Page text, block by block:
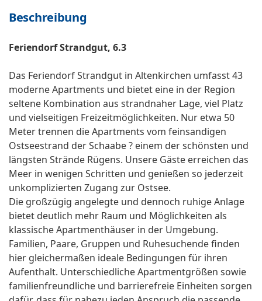
Beschreibung
Feriendorf Strandgut, 6.3
Das Feriendorf Strandgut in Altenkirchen umfasst 43
moderne Apartments und bietet eine in der Region
seltene Kombination aus strandnaher Lage, viel Platz
und vielseitigen Freizeitmöglichkeiten. Nur etwa 50
Meter trennen die Apartments vom feinsandigen
Ostseestrand der Schaabe ? einem der schönsten und
längsten Strände Rügens. Unsere Gäste erreichen das
Meer in wenigen Schritten und genießen so jederzeit
unkomplizierten Zugang zur Ostsee.
Die großzügig angelegte und dennoch ruhige Anlage
bietet deutlich mehr Raum und Möglichkeiten als
klassische Apartmenthäuser in der Umgebung.
Familien, Paare, Gruppen und Ruhesuchende finden
hier gleichermaßen ideale Bedingungen für ihren
Aufenthalt. Unterschiedliche Apartmentgrößen sowie
familienfreundliche und barrierefreie Einheiten sorgen